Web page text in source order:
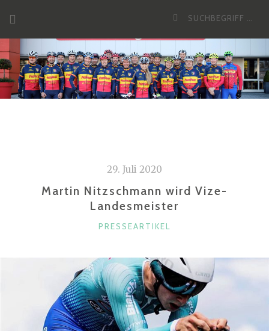
Inhalt
Suche
29. Juli 2020
Martin Nitzschmann wird Vize-
Landesmeister
KATEGORIEN
PRESSEARTIKEL